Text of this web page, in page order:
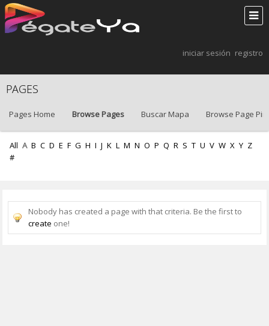
iniciar sesión registro
PAGES
Pages Home Browse Pages Buscar Mapa Browse Page
All A B C D E F G H I J K L M N O P Q R S T U V W X Y Z
#
Nobody has created a page with that criteria. Be the first to
create one!